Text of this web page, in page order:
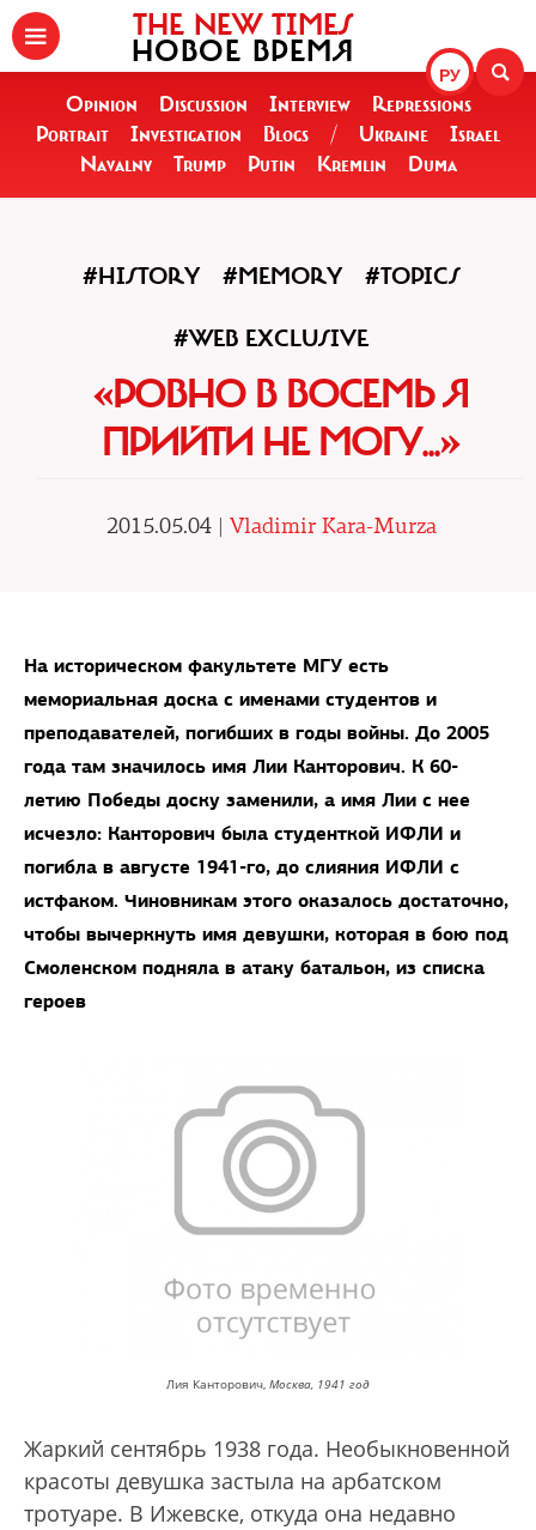
РУ
THE NEW TIMES
НОВОЕ ВРЕМЯ
Opinion Discussion Interview
Repressions
Portrait
Investigation Blogs / Ukraine
Israel
Navalny
Trump Putin Kremlin Duma
#HISTORY #MEMORY #TOPICS
#WEB EXCLUSIVE
«РОВНО В ВОСЕМЬ Я
ПРИЙТИ НЕ МОГУ...»
2015.05.04 | Vladimir Kara-Murza
На историческом факультете МГУ есть
мемориальная доска с именами студентов и
преподавателей, погибших в годы войны. До 2005
года там значилось имя Лии Канторович. К 60-
летию Победы доску заменили, а имя Лии с нее
исчезло: Канторович была студенткой ИФЛИ и
погибла в августе 1941-го, до слияния ИФЛИ с
истфаком. Чиновникам этого оказалось достаточно,
чтобы вычеркнуть имя девушки, которая в бою под
Смоленском подняла в атаку батальон, из списка
героев
Лия Канторович, Москва, 1941 год
Жаркий сентябрь 1938 года. Необыкновенной
красоты девушка застыла на арбатском
тротуаре. В Ижевске, откуда она недавно